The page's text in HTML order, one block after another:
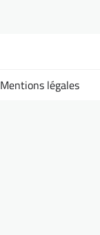
Mentions légales